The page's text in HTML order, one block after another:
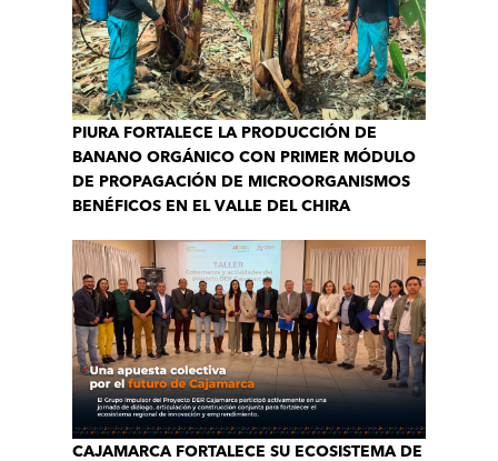
PIURA FORTALECE LA PRODUCCIÓN DE
BANANO ORGÁNICO CON PRIMER MÓDULO
DE PROPAGACIÓN DE MICROORGANISMOS
BENÉFICOS EN EL VALLE DEL CHIRA
CAJAMARCA FORTALECE SU ECOSISTEMA DE